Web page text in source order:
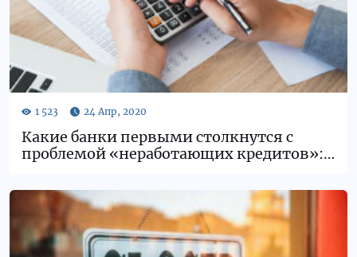
Какие банки первыми столкнутся с
проблемой «неработающих кредитов»: